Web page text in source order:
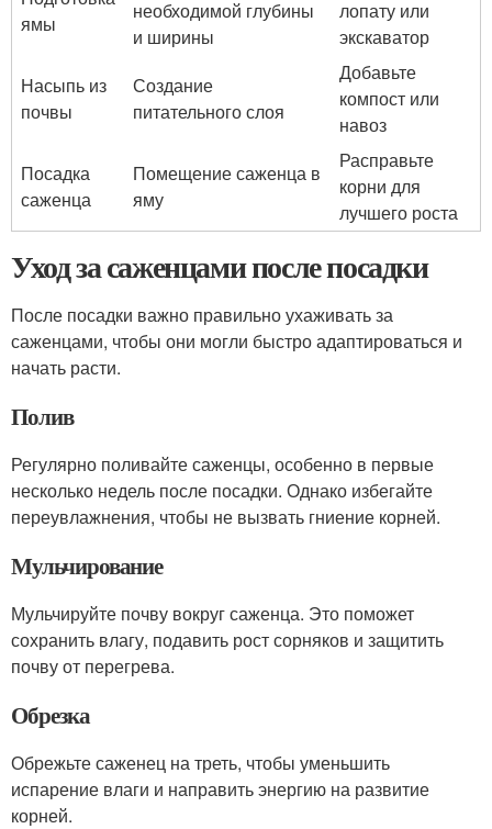
ямы
необходимой глубины
и ширины
лопату или
экскаватор
Насыпь из
почвы
Создание
питательного слоя
Добавьте
компост или
навоз
Посадка
саженца
Помещение саженца в
яму
Расправьте
корни для
лучшего роста
Уход за саженцами после посадки
После посадки важно правильно ухаживать за
саженцами, чтобы они могли быстро адаптироваться и
начать расти.
Полив
Регулярно поливайте саженцы, особенно в первые
несколько недель после посадки. Однако избегайте
переувлажнения, чтобы не вызвать гниение корней.
Мульчирование
Мульчируйте почву вокруг саженца. Это поможет
сохранить влагу, подавить рост сорняков и защитить
почву от перегрева.
Обрезка
Обрежьте саженец на треть, чтобы уменьшить
испарение влаги и направить энергию на развитие
корней.